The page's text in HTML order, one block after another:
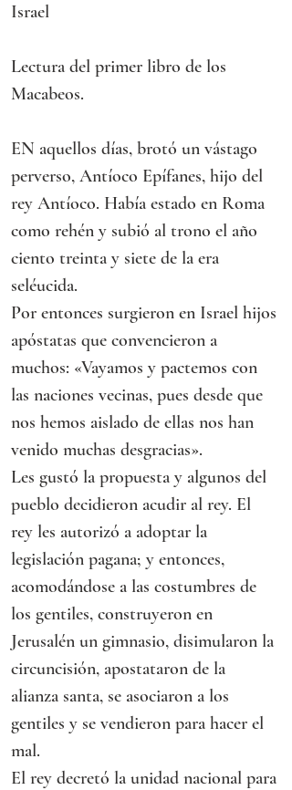
Israel
Lectura del primer libro de los
Macabeos.
EN aquellos días, brotó un vástago
perverso, Antíoco Epífanes, hijo del
rey Antíoco. Había estado en Roma
como rehén y subió al trono el año
ciento treinta y siete de la era
seléucida.
Por entonces surgieron en Israel hijos
apóstatas que convencieron a
muchos: «Vayamos y pactemos con
las naciones vecinas, pues desde que
nos hemos aislado de ellas nos han
venido muchas desgracias».
Les gustó la propuesta y algunos del
pueblo decidieron acudir al rey. El
rey les autorizó a adoptar la
legislación pagana; y entonces,
acomodándose a las costumbres de
los gentiles, construyeron en
Jerusalén un gimnasio, disimularon la
circuncisión, apostataron de la
alianza santa, se asociaron a los
gentiles y se vendieron para hacer el
mal.
El rey decretó la unidad nacional para